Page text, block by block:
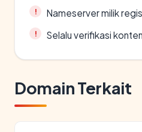
Nameserver milik
Selalu verifikasi
Domain Terkait